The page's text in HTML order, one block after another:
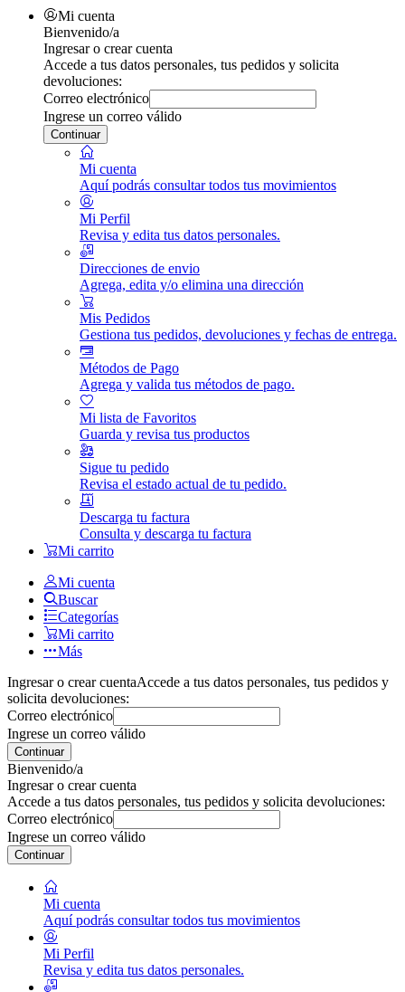
Mi cuenta
Bienvenido/a
Ingresar o crear cuenta
Accede a tus datos personales, tus pedidos y solicita
devoluciones:
Correo electrónico
Ingrese un correo válido
Continuar
Mi cuenta
Aquí podrás consultar todos tus movimientos
Mi Perfil
Revisa y edita tus datos personales.
Direcciones de envio
Agrega, edita y/o elimina una dirección
Mis Pedidos
Gestiona tus pedidos, devoluciones y fechas de entrega.
Métodos de Pago
Agrega y valida tus métodos de pago.
Mi lista de Favoritos
Guarda y revisa tus productos
Sigue tu pedido
Revisa el estado actual de tu pedido.
Descarga tu factura
Consulta y descarga tu factura
Mi carrito
Mi cuenta
Buscar
Categorías
Mi carrito
Más
Ingresar o crear cuentaAccede a tus datos personales, tus pedidos y
solicita devoluciones:
Correo electrónico
Ingrese un correo válido
Continuar
Bienvenido/a
Ingresar o crear cuenta
Accede a tus datos personales, tus pedidos y solicita devoluciones:
Correo electrónico
Ingrese un correo válido
Continuar
Mi cuenta
Aquí podrás consultar todos tus movimientos
Mi Perfil
Revisa y edita tus datos personales.